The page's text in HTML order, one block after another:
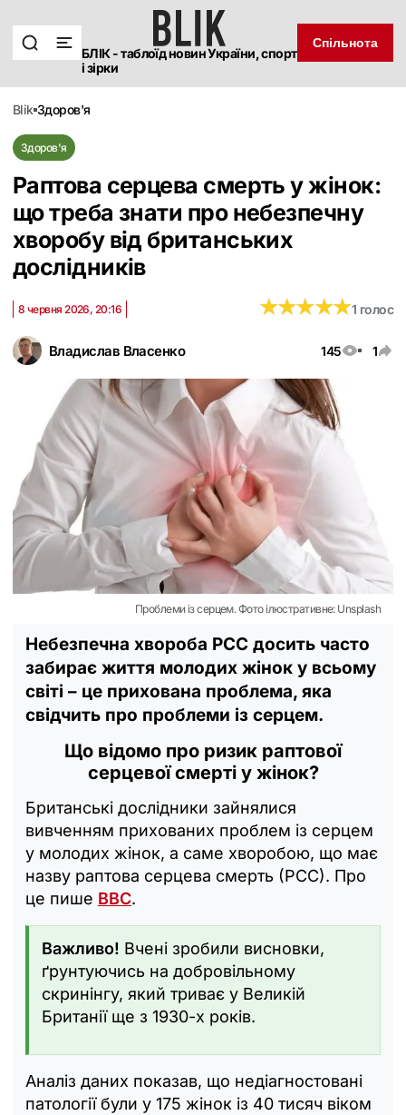
БЛІК - таблоїд новин України, спорт
і зірки
Спільнота
blik здоров'я
Здоров'я
Раптова серцева смерть у жінок:
що треба знати про небезпечну
хворобу від британських
дослідників
Владислав Власенко 145 1
8 червня 2026, 20:16 ★★★★★
★★★★★1 голос
Проблеми із серцем. Фото ілюстративне: Unsplash
Небезпечна хвороба РСС досить часто
забирає життя молодих жінок у всьому
світі – це прихована проблема, яка
свідчить про проблеми із серцем.
Що відомо про ризик раптової
серцевої смерті у жінок?
Британські дослідники зайнялися
вивченням прихованих проблем із серцем
у молодих жінок, а саме хворобою, що має
назву раптова серцева смерть (РСС). Про
це пише BBC.
Важливо! Вчені зробили висновки,
ґрунтуючись на добровільному
скринінгу, який триває у Великій
Британії ще з 1930-х років.
Аналіз даних показав, що недіагностовані
патології були у 175 жінок із 40 тисяч віком